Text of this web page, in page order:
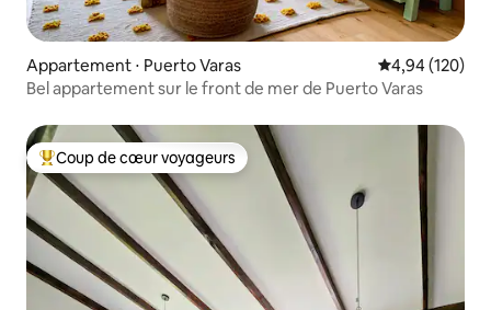
Appartement ⋅ Puerto Varas Évaluation
4,94 (120)
Bel appartement sur le front de mer de Puerto Varas
Coups de cœur voyageurs les plus appréciés
Coup de cœur voyageurs